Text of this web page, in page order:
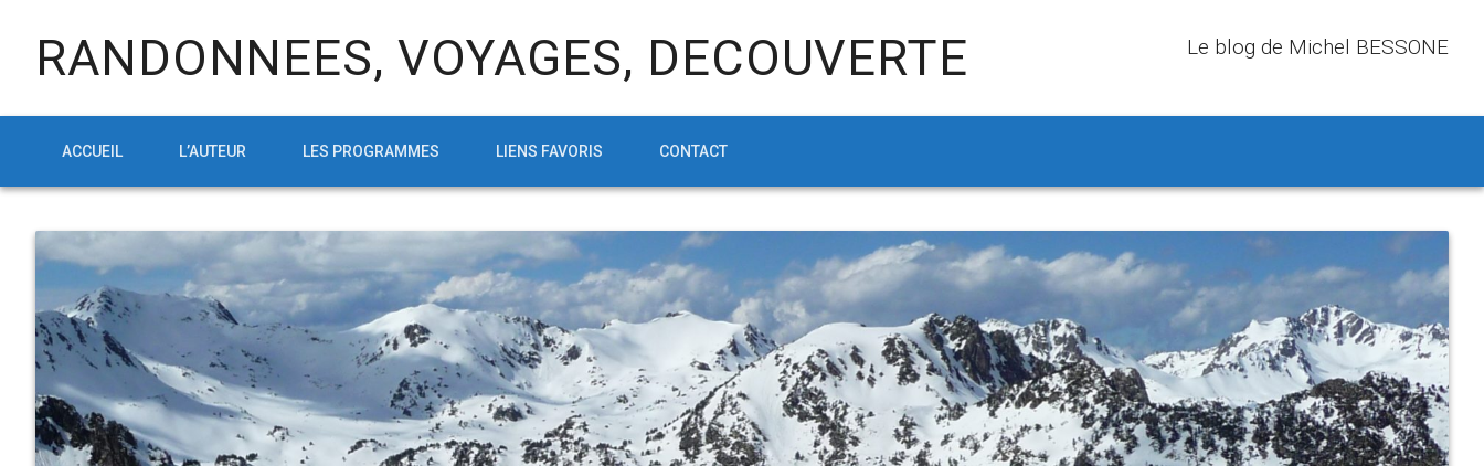
RANDONNEES, VOYAGES, DECOUVERTE Le blog de Michel BESSONE
ACCUEIL L’AUTEUR LES PROGRAMMES LIENS FAVORIS CONTACT